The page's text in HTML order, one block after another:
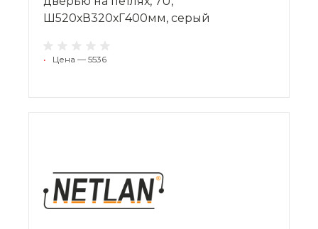
Ш520хВ320хГ400мм, серый
• Цена — 5536